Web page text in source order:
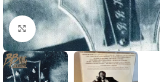
Clic para ampliar